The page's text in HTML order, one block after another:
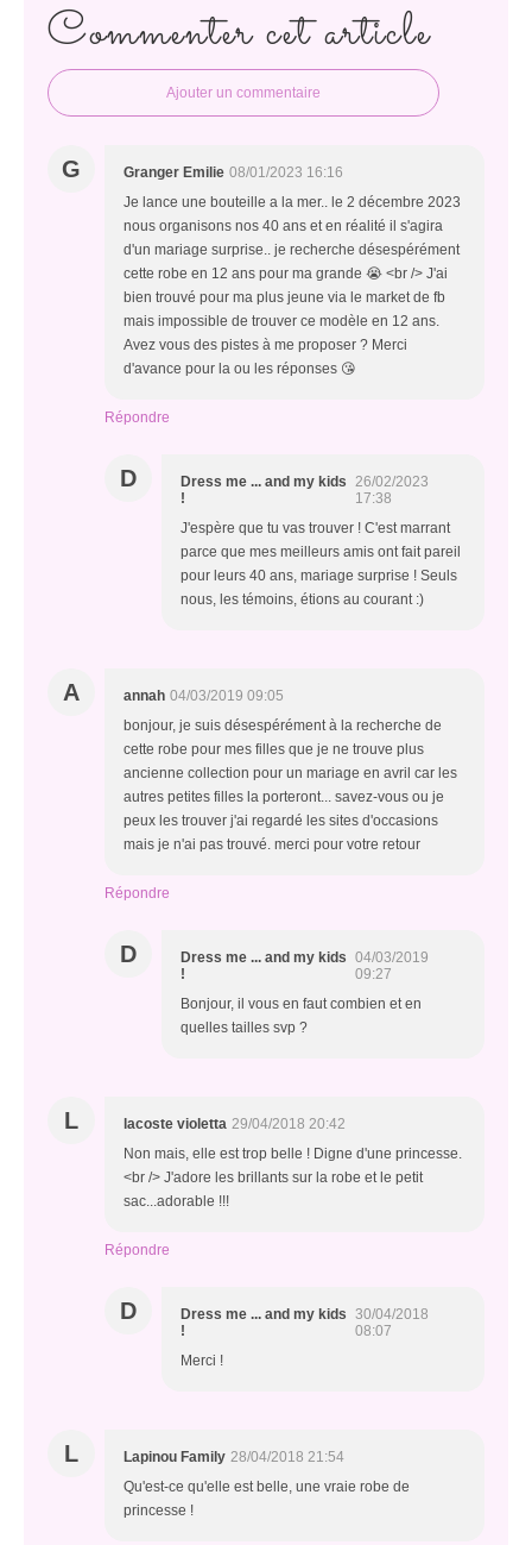
Commenter cet article
Ajouter un commentaire
G Granger Emilie 08/01/2023 16:16
Je lance une bouteille a la mer.. le 2 décembre 2023
nous organisons nos 40 ans et en réalité il s'agira
d'un mariage surprise.. je recherche désespérément
cette robe en 12 ans pour ma grande 😭 <br /> J'ai
bien trouvé pour ma plus jeune via le market de fb
mais impossible de trouver ce modèle en 12 ans.
Avez vous des pistes à me proposer ? Merci
d'avance pour la ou les réponses 😘
Répondre
D
Dress me ... and my kids
!
26/02/2023
17:38
J'espère que tu vas trouver ! C'est marrant
parce que mes meilleurs amis ont fait pareil
pour leurs 40 ans, mariage surprise ! Seuls
nous, les témoins, étions au courant :)
A annah 04/03/2019 09:05
bonjour, je suis désespérément à la recherche de
cette robe pour mes filles que je ne trouve plus
ancienne collection pour un mariage en avril car les
autres petites filles la porteront... savez-vous ou je
peux les trouver j'ai regardé les sites d'occasions
mais je n'ai pas trouvé. merci pour votre retour
Répondre
D
Dress me ... and my kids
!
04/03/2019
09:27
Bonjour, il vous en faut combien et en
quelles tailles svp ?
L lacoste violetta 29/04/2018 20:42
Non mais, elle est trop belle ! Digne d'une princesse.
<br /> J'adore les brillants sur la robe et le petit
sac...adorable !!!
Répondre
D
Dress me ... and my kids
!
30/04/2018
08:07
Merci !
L Lapinou Family 28/04/2018 21:54
Qu'est-ce qu'elle est belle, une vraie robe de
princesse !